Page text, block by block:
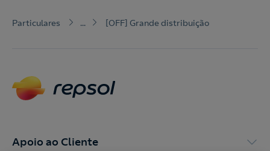
Particulares ... [OFF] Grande distribuição
Apoio ao Cliente